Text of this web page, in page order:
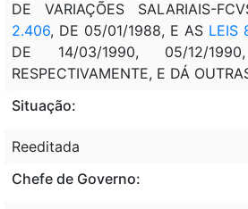
DE VARIAÇÕES SALARIAIS-
2.406, DE 05/01/1988, E AS LEIS
DE 14/03/1990, 05/12/
RESPECTIVAMENTE, E DÁ
Situação:
Reeditada
Chefe de Governo: